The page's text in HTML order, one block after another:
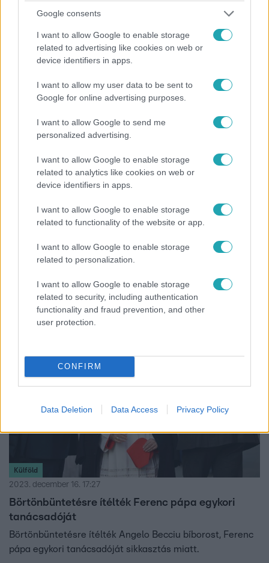
Google consents
I want to allow Google to enable storage
related to advertising like cookies on web or
device identifiers in apps.
I want to allow my user data to be sent to
Google for online advertising purposes.
I want to allow Google to send me
personalized advertising.
I want to allow Google to enable storage
related to analytics like cookies on web or
device identifiers in apps.
I want to allow Google to enable storage
related to functionality of the website or app.
I want to allow Google to enable storage
related to personalization.
I want to allow Google to enable storage
related to security, including authentication
functionality and fraud prevention, and other
user protection.
CONFIRM
Data Deletion Data Access Privacy Policy
Egy könyvelőszoftver hibája miatt több száz postahivatali
Nagy-Britanniában. Az érintettek fejenként 265 millió
forintnyi kártérítést kaphatnak.
Baleset-bűnügy
Letöltendő börtönre ítéltek egy volt fideszes
Spergelné Rádl Ibolyát azzal vádolják, hogy közel 14 millió
forintot sikkasztott el a gánti önkormányzattól.
Külföld
2023. december 16. 17:27
Börtönbüntetésre ítélték Ferenc pápa egykori
tanácsadóját
Börtönbüntetésre ítélték Angelo Becciu bíborost, Ferenc
pápa egykori tanácsadóját sikkasztás miatt.